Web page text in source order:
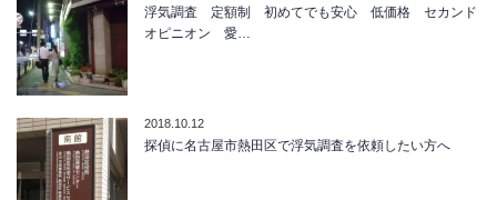
浮気調査 定額制 初めてでも安心 低価格 セカンド
オピニオン 愛…
2018.10.12
探偵に名古屋市熱田区で浮気調査を依頼したい方へ